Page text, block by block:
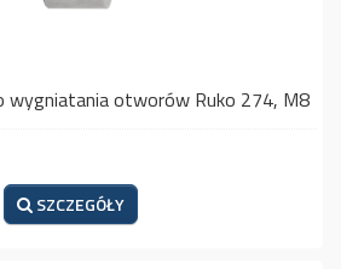
wygniatania otworów Ruko 274, M8
SZCZEGÓŁY